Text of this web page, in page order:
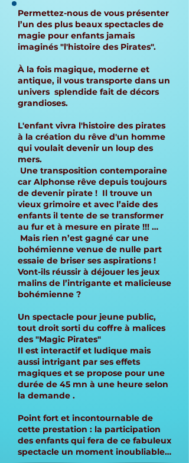
Permettez-nous de vous présenter
l’un des plus beaux spectacles de
magie pour enfants jamais
imaginés "l'histoire des Pirates".
À la fois magique, moderne et
antique, il vous transporte dans un
univers splendide fait de décors
grandioses.
L'enfant vivra l'histoire des pirates
à la création du rêve d'un homme
qui voulait devenir un loup des
mers.
Une transposition contemporaine
car Alphonse rêve depuis toujours
de devenir pirate ! Il trouve un
vieux grimoire et avec l’aide des
enfants il tente de se transformer
au fur et à mesure en pirate !!! …
Mais rien n’est gagné car une
bohémienne venue de nulle part
essaie de briser ses aspirations !
Vont-ils réussir à déjouer les jeux
malins de l’intrigante et malicieuse
bohémienne ?
Un spectacle pour jeune public,
tout droit sorti du coffre à malices
des "Magic Pirates"
Il est interactif et ludique mais
aussi intrigant par ses effets
magiques et se propose pour une
durée de 45 mn à une heure selon
la demande .
Point fort et incontournable de
cette prestation : la participation
des enfants qui fera de ce fabuleux
spectacle un moment inoubliable…